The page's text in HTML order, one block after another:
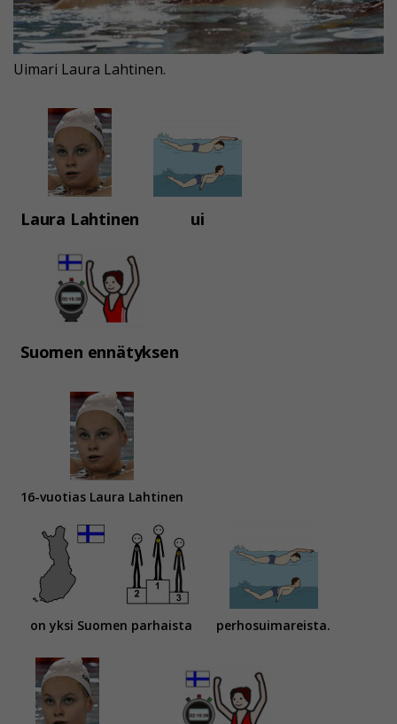
Laura Lahtinen ui
Suomen ennätyksen
Uimari Laura Lahtinen.
16-vuotias Laura Lahtinen
on yksi Suomen parhaista perhosuimareista.